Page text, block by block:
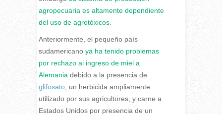
agropecuaria es altamente dependiente
del uso de agrotóxicos.
Anteriormente, el pequeño país
sudamericano ya ha tenido problemas
por rechazo al ingreso de miel a
Alemania debido a la presencia de
glifosato, un herbicida ampliamente
utilizado por sus agricultores, y carne a
Estados Unidos por presencia de un